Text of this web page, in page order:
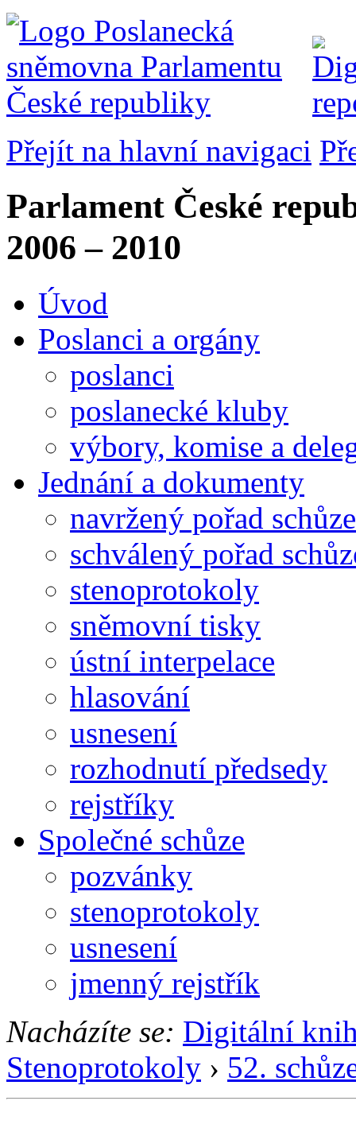
Přejít na hlavní navigaci
Parlament České
2006 – 2010
Úvod
Poslanci a orgány
poslanci
poslanecké kluby
výbory, komise a
Jednání a dokumenty
navržený pořad schůze
schválený pořad
stenoprotokoly
sněmovní tisky
ústní interpelace
hlasování
usnesení
rozhodnutí předsedy
rejstříky
Společné schůze
pozvánky
stenoprotokoly
usnesení
jmenný rejstřík
Nacházíte se: Digitální
Stenoprotokoly › 52.